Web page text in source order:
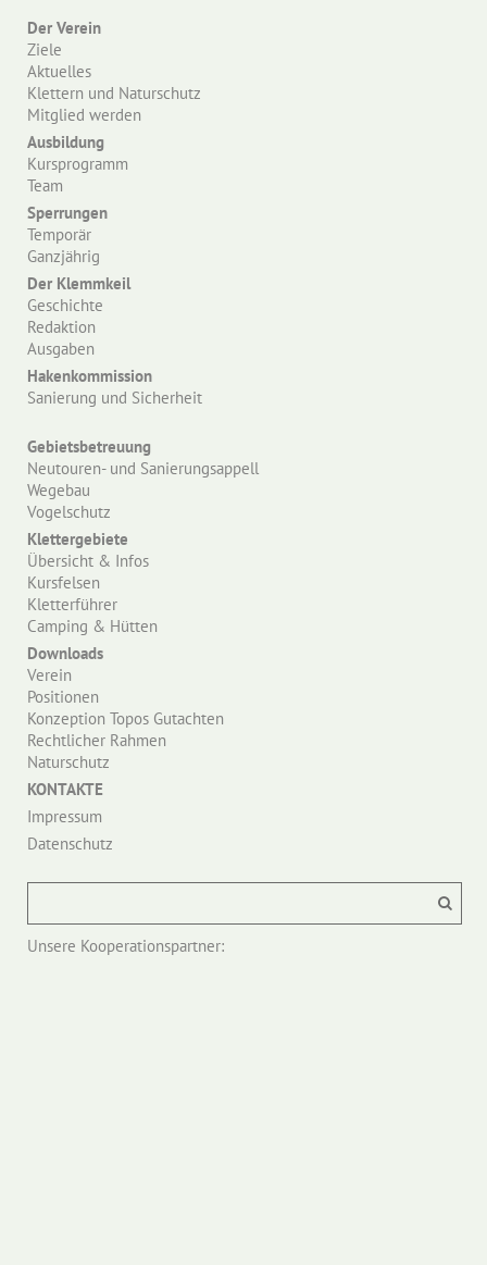
Der Verein
Ziele
Aktuelles
Klettern und Naturschutz
Mitglied werden
Ausbildung
Kursprogramm
Team
Sperrungen
Temporär
Ganzjährig
Der Klemmkeil
Geschichte
Redaktion
Ausgaben
Hakenkommission
Sanierung und Sicherheit
Gebietsbetreuung
Neutouren- und Sanierungsappell
Wegebau
Vogelschutz
Klettergebiete
Übersicht & Infos
Kursfelsen
Kletterführer
Camping & Hütten
Downloads
Verein
Positionen
Konzeption Topos Gutachten
Rechtlicher Rahmen
Naturschutz
KONTAKTE
Impressum
Datenschutz
Unsere Kooperationspartner: